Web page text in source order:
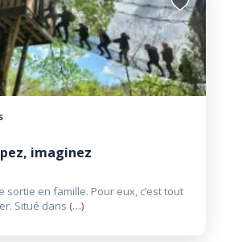
Ajouter
aux
favoris
imaginez
sortie en famille. Pour eux, c’est tout
Situé dans (…)